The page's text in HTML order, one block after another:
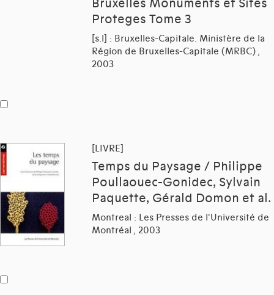
Bruxelles Monuments et Sites
Proteges Tome 3
[s.l] : Bruxelles-Capitale. Ministère de la
Région de Bruxelles-Capitale (MRBC) ,
2003
[LIVRE]
Temps du Paysage / Philippe
Poullaouec-Gonidec, Sylvain
Paquette, Gérald Domon et al.
Montreal : Les Presses de l'Université de
Montréal , 2003